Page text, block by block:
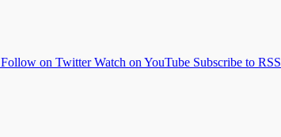
Follow on Twitter Watch on YouTube Subscribe to RSS